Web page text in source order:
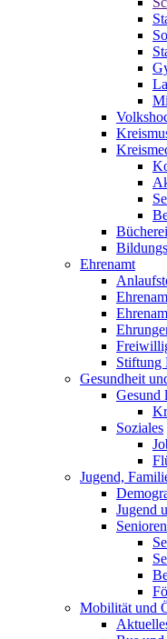
Ehrenamt
Stiftung
Gesundheit
Gesund
Soziales
Jugend,
Jugend
Senioren
Mobilität und